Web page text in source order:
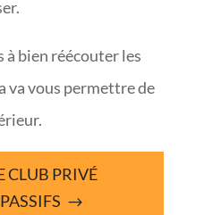
à bien réécouter les
va vous permettre de
CLUB PRIVÉ